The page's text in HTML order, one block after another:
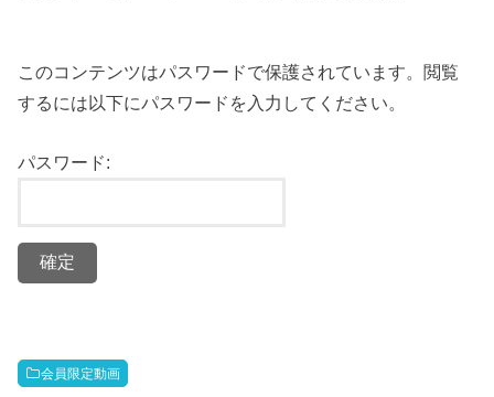
このコンテンツはパスワードで保護されています。閲覧
するには以下にパスワードを入力してください。
パスワード:
会員限定動画